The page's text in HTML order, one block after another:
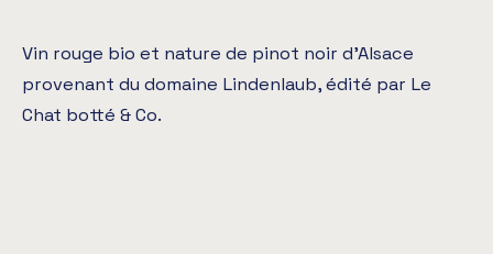
Vin rouge bio et nature de pinot noir d’Alsace
provenant du domaine Lindenlaub, édité par Le
Chat botté & Co.